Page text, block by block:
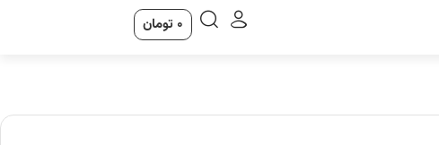
0 تومانسبد
خرید